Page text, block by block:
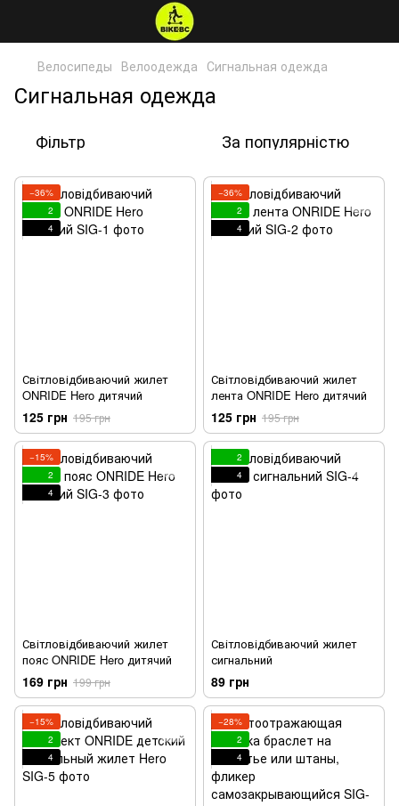
Велосипеды Велоодежда Сигнальная одежда
Сигнальная одежда
Фільтр За популярністю
−36%
2
4
Світловідбиваючий жилет
ONRIDE Hero дитячий
125 грн 195 грн
−36%
2
4
Світловідбиваючий жилет
лента ONRIDE Hero дитячий
125 грн 195 грн
−15%
2
4
Світловідбиваючий жилет
пояс ONRIDE Hero дитячий
169 грн 199 грн
2
4
Світловідбиваючий жилет
сигнальний
89 грн
−15%
2
4
−28%
2
4